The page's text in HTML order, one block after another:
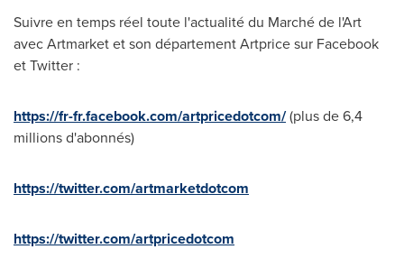
Suivre en temps réel toute l'actualité du Marché de l'Art
avec Artmarket et son département Artprice sur Facebook
et Twitter :
https://fr-fr.facebook.com/artpricedotcom/(plus de 6,4
millions d'abonnés)
https://twitter.com/artmarketdotcom
https://twitter.com/artpricedotcom